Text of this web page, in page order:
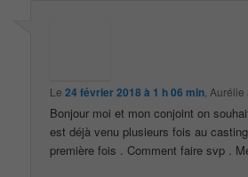
Le24 février 2018 à 1 h 06 min Aurélie
Bonjour moi et mon conjoint on
est déjà venu plusieurs fois au
première fois . Comment faire svp .